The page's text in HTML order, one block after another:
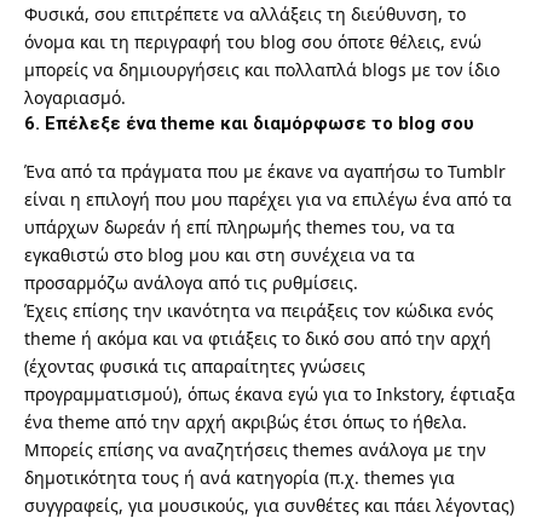
Φυσικά, σου επιτρέπετε να αλλάξεις τη διεύθυνση, το
όνομα και τη περιγραφή του blog σου όποτε θέλεις, ενώ
μπορείς να δημιουργήσεις και πολλαπλά blogs με τον ίδιο
λογαριασμό.
6. Επέλεξε ένα theme και διαμόρφωσε το blog σου
Ένα από τα πράγματα που με έκανε να αγαπήσω το Tumblr
είναι η επιλογή που μου παρέχει για να επιλέγω ένα από τα
υπάρχων δωρεάν ή επί πληρωμής themes του, να τα
εγκαθιστώ στο blog μου και στη συνέχεια να τα
προσαρμόζω ανάλογα από τις ρυθμίσεις.
Έχεις επίσης την ικανότητα να πειράξεις τον κώδικα ενός
theme ή ακόμα και να φτιάξεις το δικό σου από την αρχή
(έχοντας φυσικά τις απαραίτητες γνώσεις
προγραμματισμού), όπως έκανα εγώ για το Inkstory, έφτιαξα
ένα theme από την αρχή ακριβώς έτσι όπως το ήθελα.
Μπορείς επίσης να αναζητήσεις themes ανάλογα με την
δημοτικότητα τους ή ανά κατηγορία (π.χ. themes για
συγγραφείς, για μουσικούς, για συνθέτες και πάει λέγοντας)